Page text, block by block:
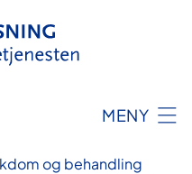
MENY
og behandling